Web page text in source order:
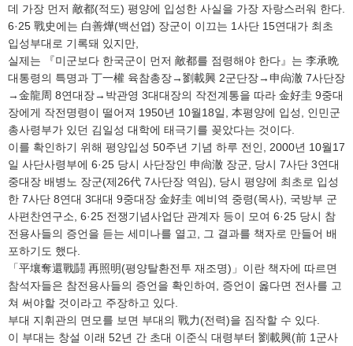
데 가장 먼저 敵都(적도) 평양에 입성한 사실을 가장 자랑스러워 한다.
6·25 戰史에는 白善燁(백선엽) 장군이 이끄는 1사단 15연대가 최초
입성부대로 기록돼 있지만,
실제는 『미군보다 한국군이 먼저 敵都를 점령해야 한다』는 李承晩
대통령의 특명과 丁一權 육참총장→劉載興 2군단장→申尙澈 7사단장
→金龍周 8연대장→박관영 3대대장의 작전계통을 따라 金好圭 9중대
장에게 작전명령이 떨어져 1950년 10월18일, 本평양에 입성, 인민군
총사령부가 있던 김일성 대학에 태극기를 꽂았다는 것이다.
이를 확인하기 위해 평양입성 50주년 기념 하루 전인, 2000년 10월17
일 사단사령부에 6·25 당시 사단장인 申尙澈 장군, 당시 7사단 3연대
중대장 배병노 장군(제26代 7사단장 역임), 당시 평양에 최초로 입성
한 7사단 8연대 3대대 9중대장 金好圭 예비역 중령(목사), 국방부 군
사편찬연구소, 6·25 전쟁기념사업단 관계자 등이 모여 6·25 당시 참
전용사들의 증언을 듣는 세미나를 열고, 그 결과를 책자로 만들어 배
포하기도 했다.
「平壤奪還戰鬪 再照明(평양탈환전투 재조명)」이란 책자에 따르면
참석자들은 참전용사들의 증언을 확인하여, 증언이 옳다면 전사를 고
쳐 써야할 것이라고 주장하고 있다.
부대 지휘관의 면모를 보면 부대의 戰力(전력)을 짐작할 수 있다.
이 부대는 창설 이래 52년 간 초대 이준식 대령부터 劉載興(前 1군사